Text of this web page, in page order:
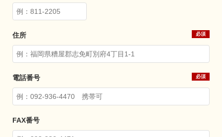
住所
電話番号
FAX番号